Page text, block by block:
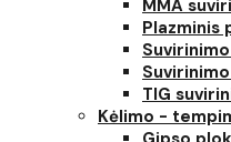
MMA
Plazminis
TIG
Kėlimo -